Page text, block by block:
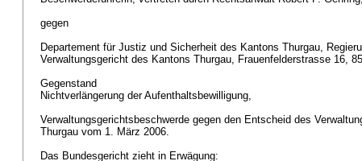
gegen
Departement für Justiz und Sicherheit des Kantons Thurgau,
Verwaltungsgericht des Kantons Thurgau, Frauenfelderstrasse 16,
Gegenstand
Nichtverlängerung der Aufenthaltsbewilligung,
Verwaltungsgerichtsbeschwerde gegen den Entscheid des
Thurgau vom 1. März 2006.
Das Bundesgericht zieht in Erwägung: